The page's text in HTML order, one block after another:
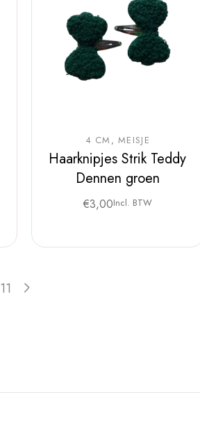
4 CM MEISJE
Haarknipjes Strik Teddy
Dennen groen
€3,00Incl. BTW
11